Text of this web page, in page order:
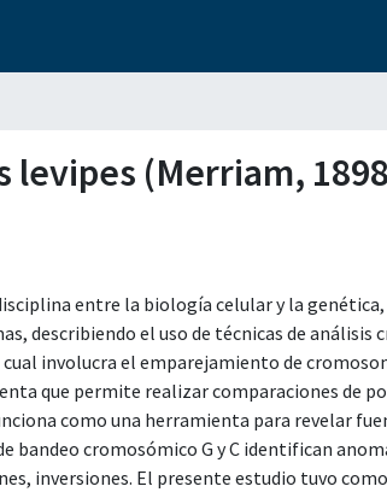
(Merriam,
entre la biología celular y la
describiendo el uso de técnicas de
involucra el emparejamiento de
que permite realizar comparaciones de
como una herramienta para revelar
bandeo cromosómico G y C identifican
inversiones. El presente estudio tuvo